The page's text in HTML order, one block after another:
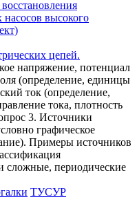
цепей.
напряжение, потенциал
(определение, единицы
ток (определение,
тока, плотность
3. Источники
графическое
Примеры источников
сложные, периодические
ТУСУР